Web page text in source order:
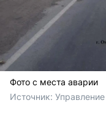
Фото с места аварии
Источник: